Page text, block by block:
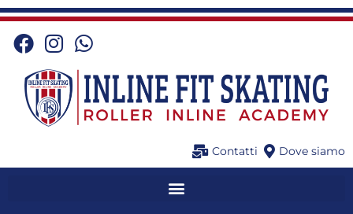
Vai
al
contenuto
Contatti Dove siamo